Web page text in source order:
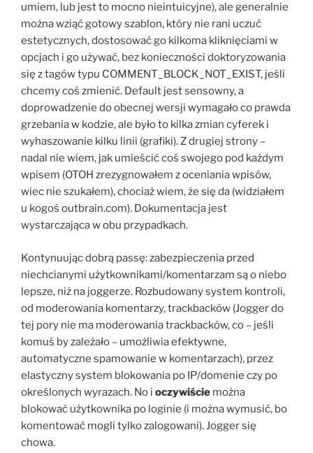
umiem, lub jest to mocno nieintuicyjne), ale generalnie
można wziąć gotowy szablon, który nie rani uczuć
estetycznych, dostosować go kilkoma kliknięciami w
opcjach i go używać, bez konieczności doktoryzowania
się z tagów typu COMMENT_BLOCK_NOT_EXIST, jeśli
chcemy coś zmienić. Default jest sensowny, a
doprowadzenie do obecnej wersji wymagało co prawda
grzebania w kodzie, ale było to kilka zmian cyferek i
wyhaszowanie kilku linii (grafiki). Z drugiej strony –
nadal nie wiem, jak umieścić coś swojego pod każdym
wpisem (OTOH zrezygnowałem z oceniania wpisów,
wiec nie szukałem), chociaż wiem, że się da (widziałem
u kogoś outbrain.com). Dokumentacja jest
wystarczająca w obu przypadkach.
Kontynuując dobrą passę: zabezpieczenia przed
niechcianymi użytkownikami/komentarzam są o niebo
lepsze, niż na joggerze. Rozbudowany system kontroli,
od moderowania komentarzy, trackbacków (Jogger do
tej pory nie ma moderowania trackbacków, co – jeśli
komuś by zależało – umożliwia efektywne,
automatyczne spamowanie w komentarzach), przez
elastyczny system blokowania po IP/domenie czy po
określonych wyrazach. No i oczywiście można
blokować użytkownika po loginie (i można wymusić, bo
komentować mogli tylko zalogowani). Jogger się
chowa.